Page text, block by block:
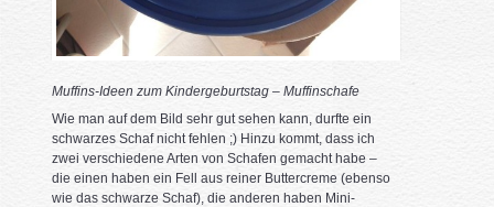
Muffins-Ideen zum Kindergeburtstag – Muffinschafe
Wie man auf dem Bild sehr gut sehen kann, durfte ein
schwarzes Schaf nicht fehlen ;) Hinzu kommt, dass ich
zwei verschiedene Arten von Schafen gemacht habe –
die einen haben ein Fell aus reiner Buttercreme (ebenso
wie das schwarze Schaf), die anderen haben Mini-